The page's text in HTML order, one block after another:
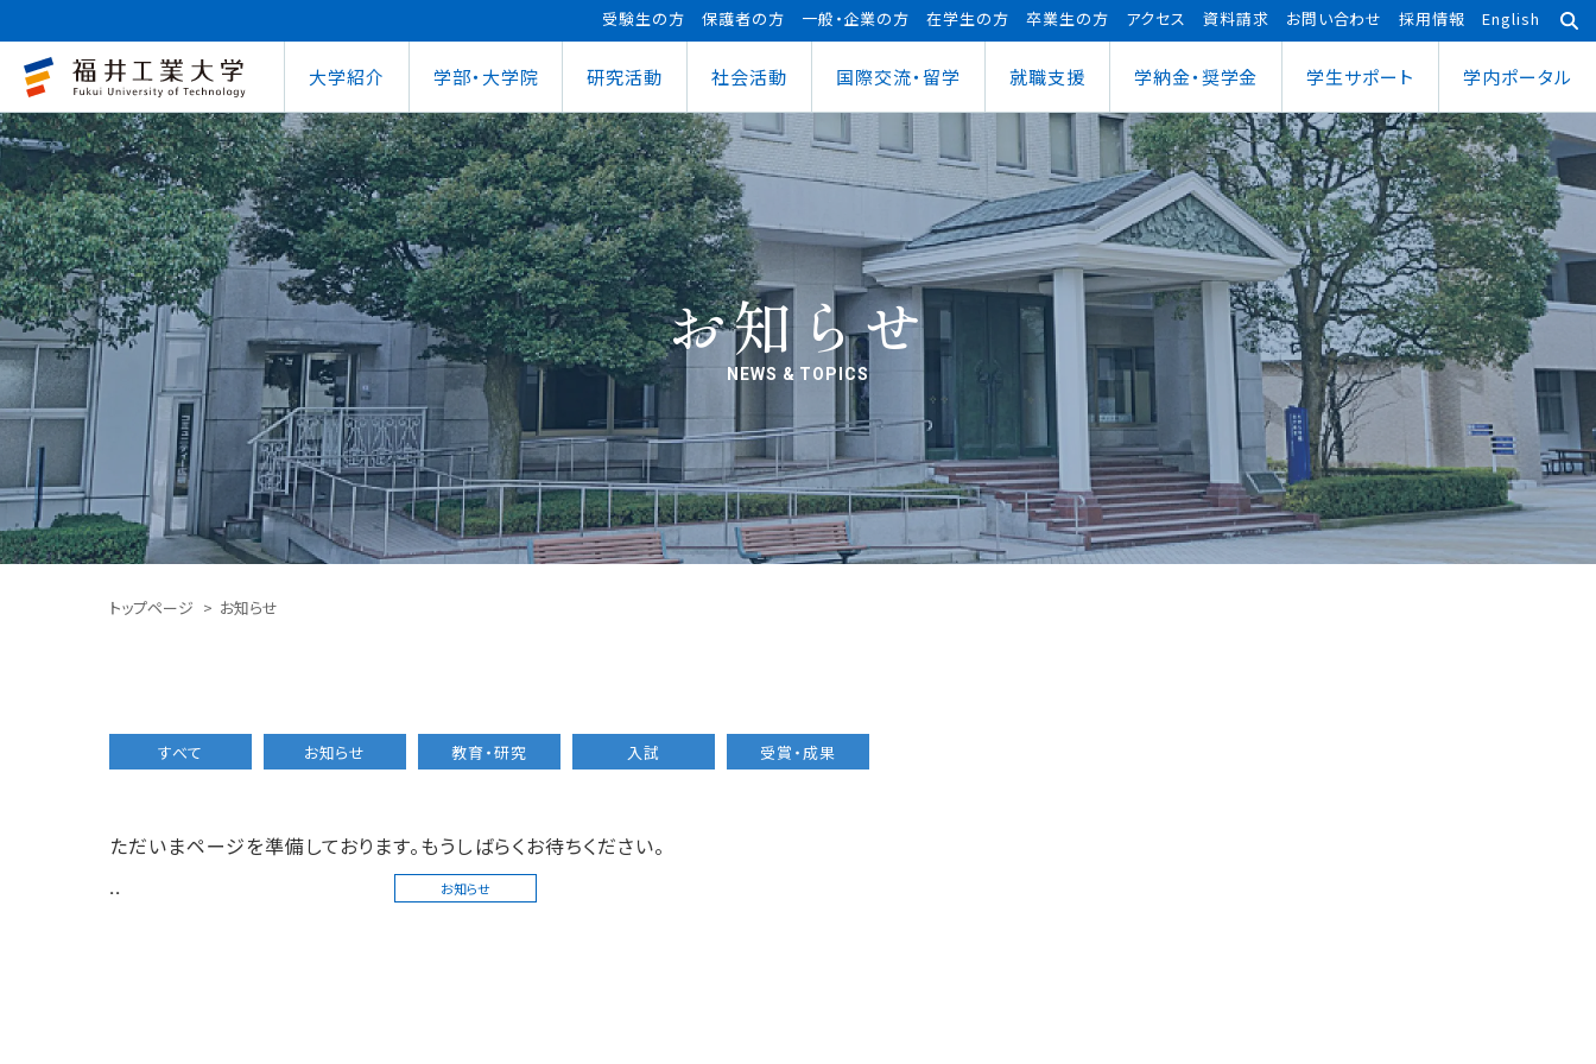
受験生の方 保護者の方 一般・企業の方 在学生の方 卒業生の方 アクセス 資料請求 お問い合わせ 採用情報 English
大学紹介
大学概要教育情報の公表
大学概要
教育情報の公表
学びの特色
教員紹介
キャンパス案内
図書館
第62回大学祭
式辞集
学部・大学院
工学部
電気電子情報工学科
機械工学科
建築土木工学科
原子力技術応用工学科
環境学部
環境食品応用化学科
デザイン学科
経営情報学部
経営情報学科
スポーツ健康科学部
スポーツ健康科学科
大学院
応用理工学専攻
社会システム学専攻
研究活動
地域連携研究推進センター研究シーズ紹介
地域連携研究推進センター
教育研究業績情報
研究シーズ紹介
研究紀要
外国人研究者招へい・受入れ
研究情報
AI&IoTセンター
まちづくりデザインセンター
ウェルネス＆スポーツサイエンスセンター
未来ロボティクスセンター
あわら宇宙センター
社会活動
自治体との連携FUT公開講座
自治体との連携
FUT公開講座
出前講義・出前実験
未来塾 講演会
科学実験キャラバン
ロボット事業
FUTブラス
スポーツ教室
その他活動
活動レポート
国際交流・留学
インターナショナルセンターOCPS
海外留学プログラム
インターナショナルセンター
国際交流
海外留学プログラム（OCPS）
文化交流
【重要】海外へ渡航するみなさんへ
就職支援
キャリアセンター就職実績
キャリアセンター
就職⽀援プログラム
インターンシップ
就職実績
資格取得
就職⽀援ナビ
企業の方へ
求人・説明会のお申し込み
キャリアセンターとの面談
学納金・奨学金
学費等納⼊⾦在学⽣向け奨学⾦
学費等納⼊⾦
在学⽣向け奨学⾦
受験⽣向け奨学⾦
⽇本学⽣⽀援機構奨学⾦ 給付奨学⾦
⽇本学⽣⽀援機構奨学⾦ 貸与奨学⾦
教育ローン
授業料等の減免制度
学⽣サポート
寮・下宿のご案内SSLプロジェクト
学⽣⽣活⽀援室
学習⽀援室
情報メディアセンター
SSLプロジェクト
学⽣保険
医務情報
障害学⽣⽀援
寮・下宿のご案内
クラブ活動支援センター
学内ポータル
学習管理システム（manaba）WEBシラバス
学習管理システム（manaba）
学生ポータルシステム（学外からの接続）
WEBシラバス
お知らせ
NEWS & TOPICS
トップページ お知らせ
すべて お知らせ 教育・研究 入試 受賞・成果
ただいまページを準備しております。もうしばらくお待ちください。
.. お知らせ